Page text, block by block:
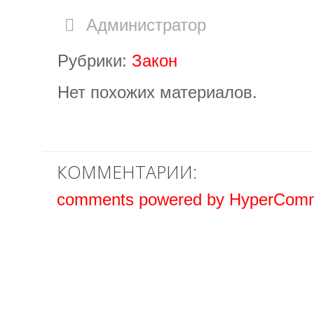
Администратор
Рубрики: Закон
Нет похожих материалов.
КОММЕНТАРИИ:
comments powered by